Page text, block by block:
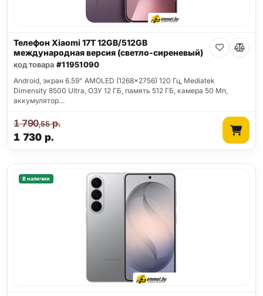
Телефон Xiaomi 17T 12GB/512GB
международная версия (светло-сиреневый)
код товара #11951090
Android, экран 6.59" AMOLED (1268x2756) 120 Гц, Mediatek
Dimensity 8500 Ultra, ОЗУ 12 ГБ, память 512 ГБ, камера 50 Мп,
аккумулятор…
1 730 р.
1 790,55р.
В наличии